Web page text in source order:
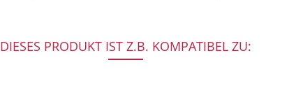
DIESES PRODUKT IST Z.B. KOMPATIBEL ZU: